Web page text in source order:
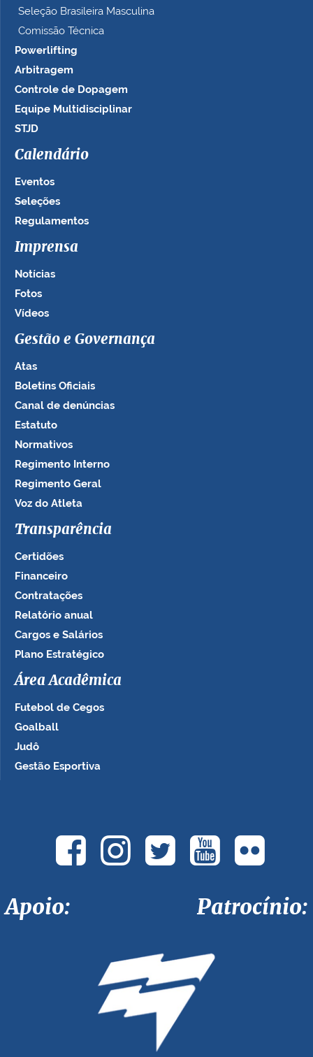
Seleção Brasileira Masculina
Comissão Técnica
Powerlifting
Arbitragem
Controle de Dopagem
Equipe Multidisciplinar
STJD
Calendário
Eventos
Seleções
Regulamentos
Imprensa
Notícias
Fotos
Vídeos
Gestão e Governança
Atas
Boletins Oficiais
Canal de denúncias
Estatuto
Normativos
Regimento Interno
Regimento Geral
Voz do Atleta
Transparência
Certidões
Financeiro
Contratações
Relatório anual
Cargos e Salários
Plano Estratégico
Área Acadêmica
Futebol de Cegos
Goalball
Judô
Gestão Esportiva
Apoio: Patrocínio: